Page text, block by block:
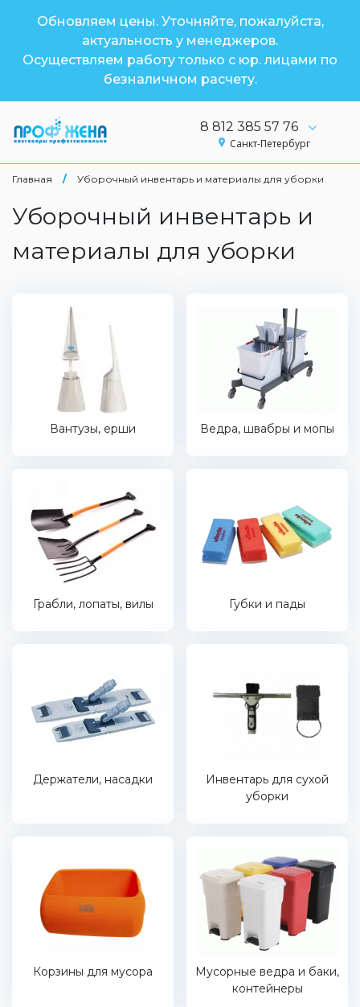
Обновляем цены. Уточняйте, пожалуйста,
актуальность у менеджеров.
Осуществляем работу только с юр. лицами по
безналичном расчету.
8 812 385 57 76
Санкт-Петербург
Главная / Уборочный инвентарь и материалы для уборки
Уборочный инвентарь и
материалы для уборки
Вантузы, ерши Ведра, швабры и мопы
Грабли, лопаты, вилы Губки и пады
Держатели, насадки
Инвентарь для сухой
уборки
Корзины для мусора
Мусорные ведра и баки,
контейнеры